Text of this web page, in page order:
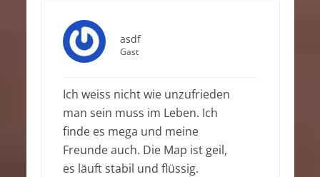
asdf
Gast
Ich weiss nicht wie unzufrieden
man sein muss im Leben. Ich
finde es mega und meine
Freunde auch. Die Map ist geil,
es läuft stabil und flüssig.